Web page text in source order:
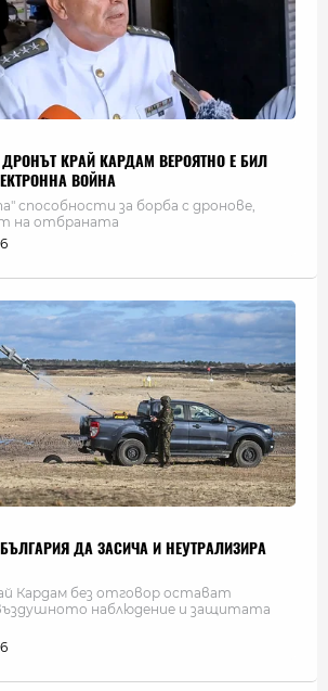
КРАЙ КАРДАМ ВЕРОЯТНО Е БИЛ
ВОЙНА
способности за борба с дронове,
на отбраната
ДА ЗАСИЧА И НЕУТРАЛИЗИРА
Кардам без отговор остават
наблюдение и защитата